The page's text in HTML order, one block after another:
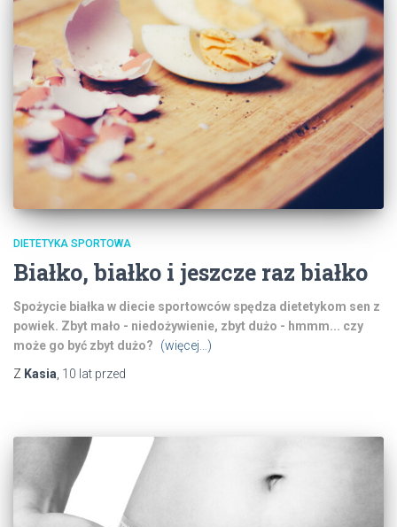
DIETETYKA SPORTOWA
Białko, białko i jeszcze raz białko
Spożycie białka w diecie sportowców spędza dietetykom sen z
powiek. Zbyt mało - niedożywienie, zbyt dużo - hmmm... czy
może go być zbyt dużo?
(więcej…)
Z Kasia, 10 lat przed